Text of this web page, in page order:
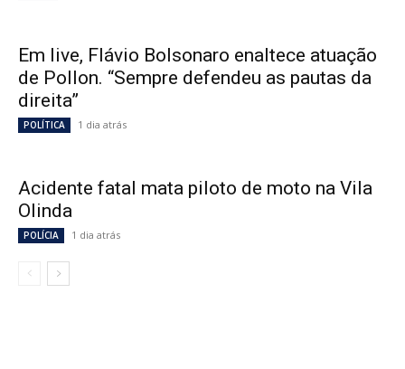
Em live, Flávio Bolsonaro enaltece atuação
de Pollon. “Sempre defendeu as pautas da
direita”
POLÍTICA 1 dia atrás
Acidente fatal mata piloto de moto na Vila
Olinda
POLÍCIA 1 dia atrás